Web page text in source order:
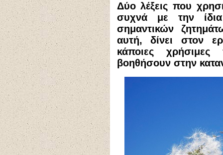
Δύο λέξεις που
συχνά με την
σημαντικών
αυτή, δίνει στον
κάποιες
βοηθήσουν στην